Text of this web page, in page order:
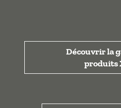
Découvrir la
produits